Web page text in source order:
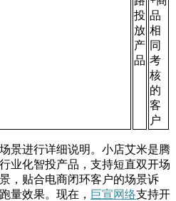
投
放
产
品
品
相
同
考
核
的
客
户
景进行详细说明。小店艾米是腾
业化智投产品，支持短直双开场
，贴合电商闭环客户的场景诉
量效果。现在， 巨宣网络支持开